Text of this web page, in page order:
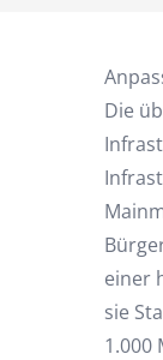
Die
einer
sie
1.000